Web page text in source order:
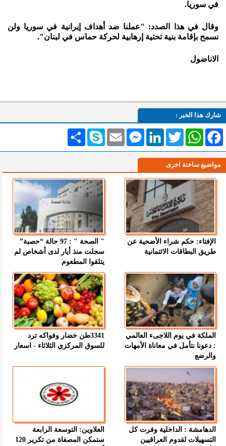
في سوريا.
وقال في هذا الصدد: "عملنا ضد أهداف إيرانية في سوريا ولن
نسمح بإقامة بنية تحتية إرهابية لحركة حماس في لبنان".
الاناضول
شارك هذا الخبر :
انشر Skype Email
MessengerLinkedInTwitterWhatsAppFacebook
مواضيع ساخنة اخرى
الإفتاء: حكم شراء الأضحية عن
طريق البطاقات الائتمانية
" الصحة " : 97 حالة “حصبة”
سجلت منذ أيار لدى أشخاص لم
يتلقوا المطعوم
الملكة في يوم اللاجىء العالمي
: دعونا نتأمل في معاناة الأمهات
والرضع
3341طن خضار وفواكه ترد
للسوق المركزي الثلاثاء - اسعار
الدهامشة : الداخلية وفرت كل
التسهيلات لقدوم العراقيين
العلاوين: التوسعة الرابعة
ستمكن المصفاة من تكرير 120